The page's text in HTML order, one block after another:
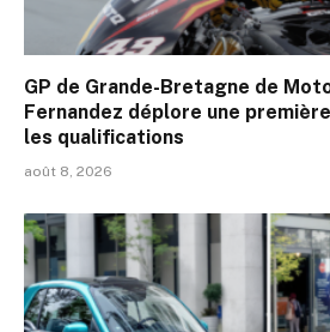
GP de Grande-Bretagne de
Fernandez déplore une
les qualifications
août 8, 2026